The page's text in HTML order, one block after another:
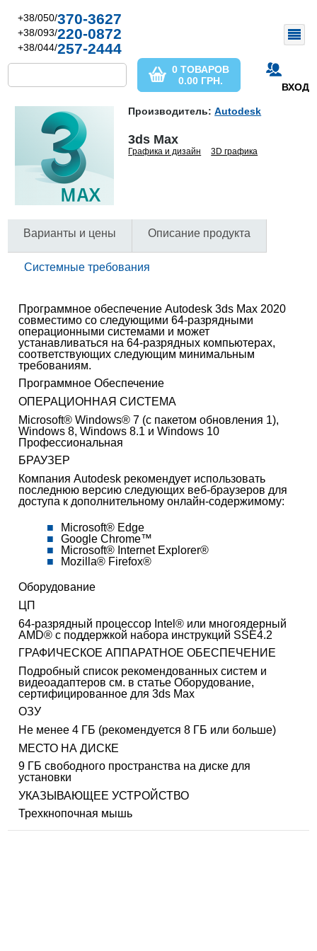
+38/050/370-3627
+38/093/220-0872
+38/044/257-2444
ВХОД
0 ТОВАРОВ
0.00 ГРН.
Производитель:Autodesk
3ds Max
Графика и дизайн 3D графика
Варианты и цены Описание продукта
Системные требования
Программное обеспечение Autodesk 3ds Max 2020
совместимо со следующими 64-разрядными
операционными системами и может
устанавливаться на 64-разрядных компьютерах,
соответствующих следующим минимальным
требованиям.
Программное Обеспечение
ОПЕРАЦИОННАЯ СИСТЕМА
Microsoft® Windows® 7 (с пакетом обновления 1),
Windows 8, Windows 8.1 и Windows 10
Профессиональная
БРАУЗЕР
Компания Autodesk рекомендует использовать
последнюю версию следующих веб-браузеров для
доступа к дополнительному онлайн-содержимому:
Microsoft® Edge
Google Chrome™
Microsoft® Internet Explorer®
Mozilla® Firefox®
Оборудование
ЦП
64-разрядный процессор Intel® или многоядерный
AMD® с поддержкой набора инструкций SSE4.2
ГРАФИЧЕСКОЕ АППАРАТНОЕ ОБЕСПЕЧЕНИЕ
Подробный список рекомендованных систем и
видеоадаптеров см. в статье Оборудование,
сертифицированное для 3ds Max
ОЗУ
Не менее 4 ГБ (рекомендуется 8 ГБ или больше)
МЕСТО НА ДИСКЕ
9 ГБ свободного пространства на диске для
установки
УКАЗЫВАЮЩЕЕ УСТРОЙСТВО
Трехкнопочная мышь